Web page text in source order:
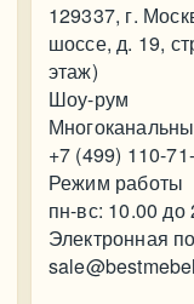
129337, г.
шоссе, д. 19,
этаж)
Шоу-рум
+7 (499) 110-
Режим работы
пн-вс: 10.00 до
Электронная